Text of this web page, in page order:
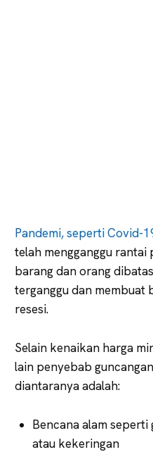
Pandemi, seperti Covid-
telah mengganggu
barang dan orang
terganggu dan membuat
resesi.
Selain kenaikan harga
lain penyebab
diantaranya adalah:
Bencana alam
atau kekeringan